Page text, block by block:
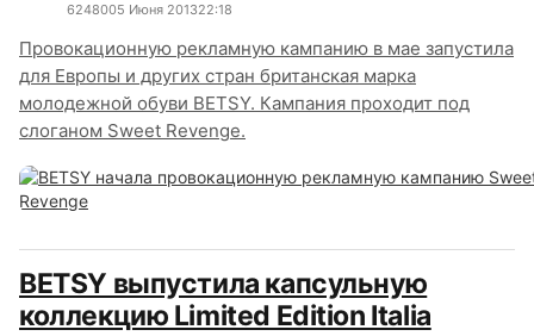
6248005 Июня 201322:18
Провокационную рекламную кампанию в мае запустила
для Европы и других стран британская марка
молодежной обуви BETSY. Кампания проходит под
слоганом Sweet Revenge.
BETSY выпустила капсульную
коллекцию Limited Edition Italia